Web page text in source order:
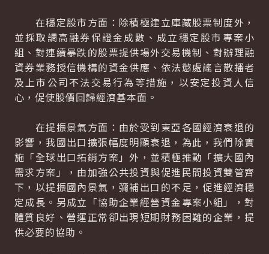
在穩定股市方面：除積極建立庫藏股票制度外，
並採取調高融券保證金成數、成立穩定股市專案小
組、對連續暴跌的股票提供場外交易機制、對辦理融
資券業務授信機構的資金供應、依法懲處謠言散播者
及上市公司不法交易行為等措施，以安定投資人信
心，促使股價回歸經濟基本面。
在提振景氣方面：由於受到東亞各國經濟衰退的
影響，我國出口擴張幅度明顯衰退，為此，我們除實
施「全球出口拓銷方案」外，並積極推動「擴大國內
需求方案」，由加強公共投資與促進民間投資雙管齊
下，以提振國內景氣，彌補出口的不足，促進經濟穩
定成長。另成立「協助企業經營資金專案小組」，對
體質良好、營運正常卻出現短期財務困難的企業，提
供必要的協助。